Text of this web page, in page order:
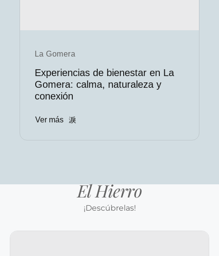
La Gomera
Experiencias de bienestar en La
Gomera: calma, naturaleza y
conexión
Ver más
El Hierro
¡Descúbrelas!